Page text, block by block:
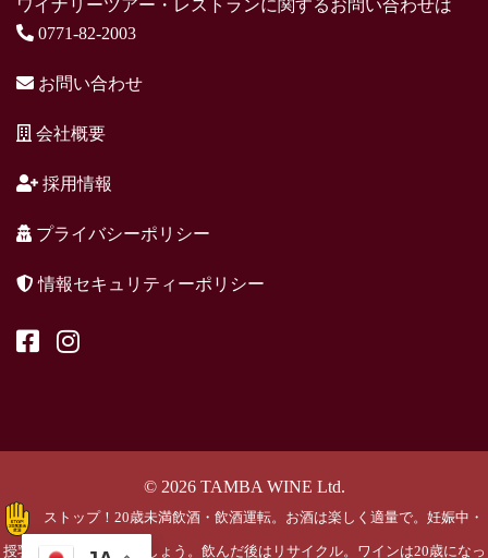
ワイナリーツアー・レストランに関するお問い合わせは
0771-82-2003
お問い合わせ
会社概要
採用情報
プライバシーポリシー
情報セキュリティーポリシー
© 2026 TAMBA WINE Ltd.
ストップ！20歳未満飲酒・飲酒運転。お酒は楽しく適量で。妊娠中・
授乳期の飲酒はやめましょう。飲んだ後はリサイクル。ワインは20歳になっ